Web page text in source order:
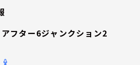
アフター6ジャンクション2